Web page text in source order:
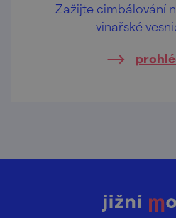
Zažijte cimbálování
vinařské